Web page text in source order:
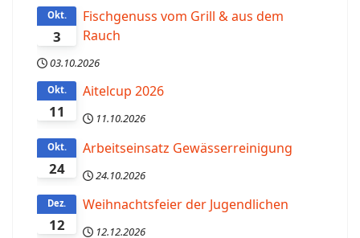
3
Okt.
Fischgenuss vom Grill & aus dem
Rauch
03.10.2026
11
Okt. Aitelcup 2026
11.10.2026
24
Okt. Arbeitseinsatz Gewässerreinigung
24.10.2026
12
Dez. Weihnachtsfeier der Jugendlichen
12.12.2026